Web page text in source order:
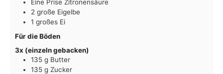
Eine Prise Zitronensäure
2 große Eigelbe
1 großes Ei
Für die Böden
3x (einzeln gebacken)
135 g Butter
135 g Zucker